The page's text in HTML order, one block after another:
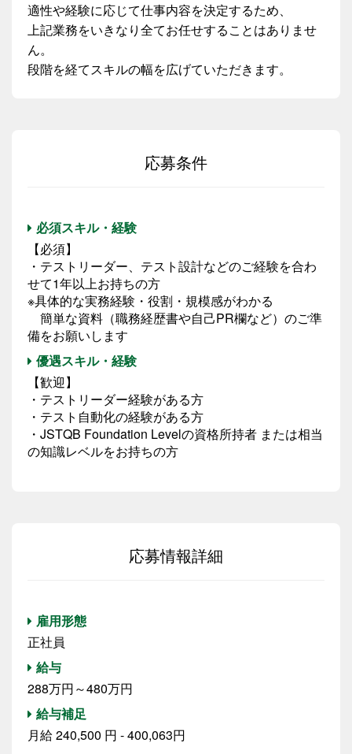
適性や経験に応じて仕事内容を決定するため、
上記業務をいきなり全てお任せすることはありませ
ん。
段階を経てスキルの幅を広げていただきます。
応募条件
必須スキル・経験
【必須】
・テストリーダー、テスト設計などのご経験を合わ
せて1年以上お持ちの方
※具体的な実務経験・役割・規模感がわかる
簡単な資料（職務経歴書や自己PR欄など）のご準
備をお願いします
優遇スキル・経験
【歓迎】
・テストリーダー経験がある方
・テスト自動化の経験がある方
・JSTQB Foundation Levelの資格所持者 または相当
の知識レベルをお持ちの方
応募情報詳細
雇用形態
正社員
給与
288万円～480万円
給与補足
月給 240,500 円 - 400,063円